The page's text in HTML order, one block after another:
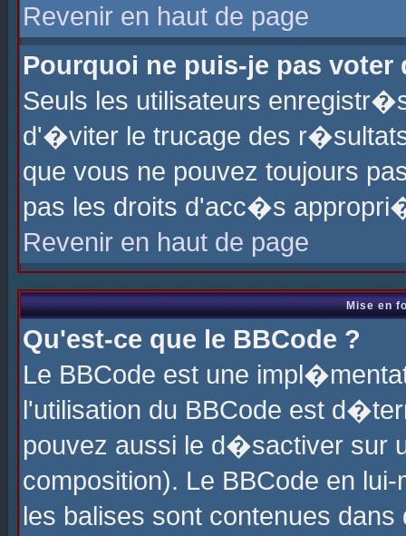
Revenir en haut de page
Pourquoi ne puis-je pas voter
Seuls les utilisateurs
d'�viter le trucage des
que vous ne pouvez toujours
pas les droits d'acc�s
Revenir en haut de page
Mise en
Qu'est-ce que le BBCode ?
Le BBCode est une
l'utilisation du BBCode est
pouvez aussi le d�sactiver sur
composition). Le BBCode en
les balises sont contenues